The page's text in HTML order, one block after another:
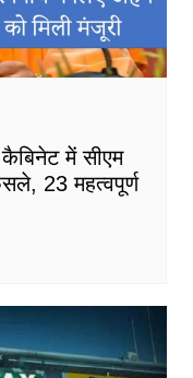
में सीएम
23 महत्वपूर्ण